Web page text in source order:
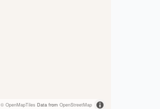
© OpenMapTiles Data from OpenStreetMap